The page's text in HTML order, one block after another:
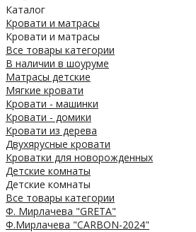
Каталог
Кровати и матрасы
Кровати и матрасы
Все товары категории
В наличии в шоуруме
Матрасы детские
Мягкие кровати
Кровати - машинки
Кровати - домики
Кровати из дерева
Двухярусные кровати
Кроватки для новорожденных
Детские комнаты
Детские комнаты
Все товары категории
Ф. Мирлачева "GRETA"
Ф.Мирлачева "CARBON-2024"